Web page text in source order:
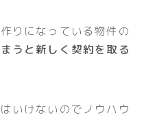
りになっている物件の
うと新しく契約を取る
いけないのでノウハウ